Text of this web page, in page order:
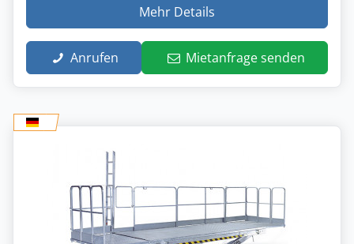
Mehr Details
Anrufen Mietanfrage senden